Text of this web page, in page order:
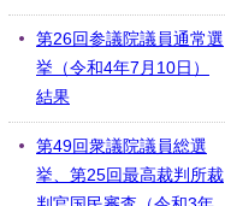
第26回参議院議員通常選
挙（令和4年7月10日）
結果
第49回衆議院議員総選
挙、第25回最高裁判所裁